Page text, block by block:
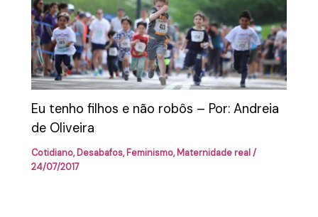
Eu tenho filhos e não robôs – Por: Andreia
de Oliveira
Cotidiano,Desabafos,Feminismo,Maternidade real/
24/07/2017